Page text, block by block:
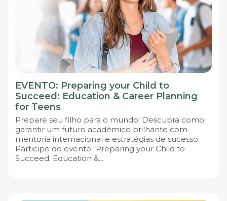
EVENTO: Preparing your Child to
Succeed: Education & Career Planning
for Teens
Prepare seu filho para o mundo! Descubra como
garantir um futuro acadêmico brilhante com
mentoria internacional e estratégias de sucesso.
Participe do evento “Preparing your Child to
Succeed: Education &...